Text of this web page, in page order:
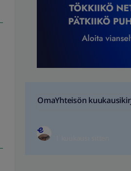
OmaYhteisön